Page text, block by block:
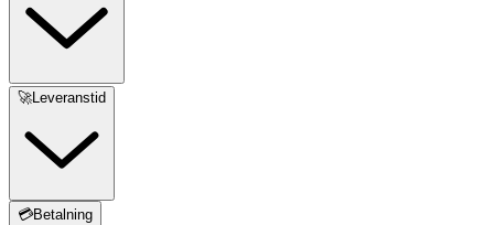
🚀Leveranstid
💳Betalning